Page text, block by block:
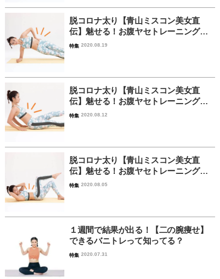
脱コロナ太り【青山ミスコン美女直
伝】魅せる！お腹ヤセトレーニング…
特集 2020.08.19
脱コロナ太り【青山ミスコン美女直
伝】魅せる！お腹ヤセトレーニング…
特集 2020.08.12
脱コロナ太り【青山ミスコン美女直
伝】魅せる！お腹ヤセトレーニング…
特集 2020.08.05
１週間で結果が出る！【二の腕痩せ】
できるバニトレって知ってる？
特集 2020.07.31